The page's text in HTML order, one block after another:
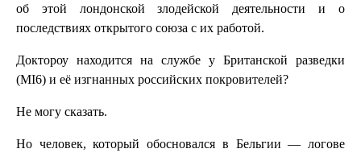
об этой лондонской злодейской деятельности и о
последствиях открытого союза с их работой.
Доктороу находится на службе у Британской разведки
(MI6) и её изгнанных российских покровителей?
Не могу сказать.
Но человек, который обосновался в Бельгии — логове